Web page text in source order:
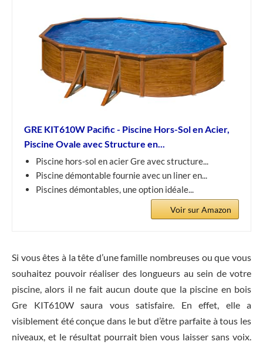
GRE KIT610W Pacific - Piscine Hors-Sol en Acier,
Piscine Ovale avec Structure en...
Piscine hors-sol en acier Gre avec structure...
Piscine démontable fournie avec un liner en...
Piscines démontables, une option idéale...
Voir sur Amazon
Si vous êtes à la tête d’une famille nombreuses ou que vous
souhaitez pouvoir réaliser des longueurs au sein de votre
piscine, alors il ne fait aucun doute que la piscine en bois
Gre KIT610W saura vous satisfaire. En effet, elle a
visiblement été conçue dans le but d’être parfaite à tous les
niveaux, et le résultat pourrait bien vous laisser sans voix.